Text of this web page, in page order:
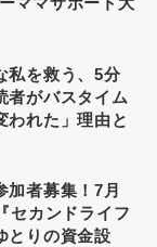
私を救う、5分
者がバスタイム
われた」理由と
加者募集！7月
セカンドライフ
とりの資金設